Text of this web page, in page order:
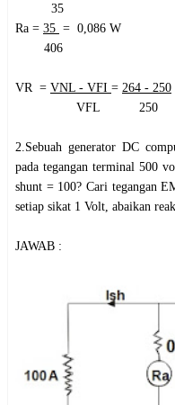
35
Ra = 35 = 0,086 W
406
VR = VNL - VFI = 264 - 250
VFL
250
2.Sebuah generator DC
pada tegangan terminal 500
shunt = 100? Cari tegangan
setiap sikat 1 Volt, abaikan
JAWAB :